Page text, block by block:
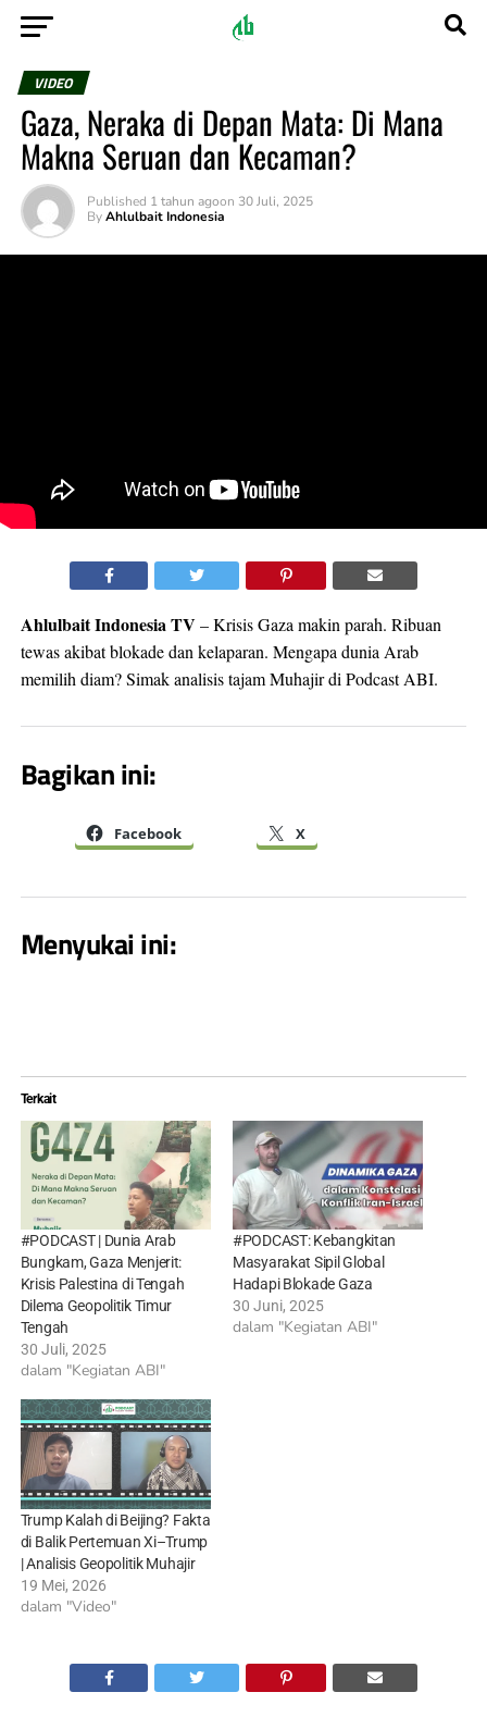
VIDEO
Gaza, Neraka di Depan Mata: Di Mana
Makna Seruan dan Kecaman?
Published 1 tahun agoon 30 Juli, 2025
By Ahlulbait Indonesia
Ahlulbait Indonesia TV– Krisis Gaza makin parah. Ribuan
tewas akibat blokade dan kelaparan. Mengapa dunia Arab
memilih diam? Simak analisis tajam Muhajir di Podcast ABI.
Bagikan ini:
Facebook X
Menyukai ini:
Terkait
#PODCAST | Dunia Arab
Bungkam, Gaza Menjerit:
Krisis Palestina di Tengah
Dilema Geopolitik Timur
Tengah
30 Juli, 2025
dalam "Kegiatan ABI"
#PODCAST: Kebangkitan
Masyarakat Sipil Global
Hadapi Blokade Gaza
30 Juni, 2025
dalam "Kegiatan ABI"
Trump Kalah di Beijing? Fakta
di Balik Pertemuan Xi–Trump
| Analisis Geopolitik Muhajir
19 Mei, 2026
dalam "Video"